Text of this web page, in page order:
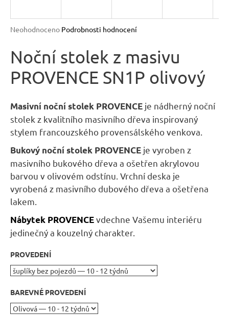
Průměrné
produktu
0,0
z
hvězdiček.
Neohodnoceno Podrobnosti hodnocení
Noční stolek z masivu
PROVENCE SN1P olivový
Masivní noční stolek PROVENCE je nádherný noční
stolek z kvalitního masivního dřeva inspirovaný
stylem francouzského provensálského venkova.
Bukový noční stolek PROVENCE je vyroben z
masivního bukového dřeva a ošetřen akrylovou
barvou v olivovém odstínu. Vrchní deska je
vyrobená z masivního dubového dřeva a ošetřena
lakem.
Nábytek PROVENCEvdechne Vašemu interiéru
jedinečný a kouzelný charakter.
PROVEDENÍ
BAREVNÉ PROVEDENÍ
a
t
?
D
o
p
o
r
č
u
e
m